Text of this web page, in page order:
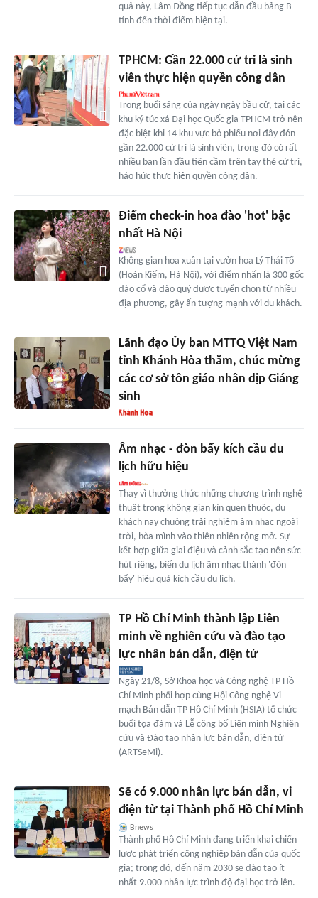
quả này, Lâm Đồng tiếp tục dẫn đầu bảng B
tính đến thời điểm hiện tại.
TPHCM: Gần 22.000 cử tri là sinh
viên thực hiện quyền công dân
Trong buổi sáng của ngày ngày bầu cử, tại các
khu ký túc xá Đại học Quốc gia TPHCM trở nên
đặc biệt khi 14 khu vực bỏ phiếu nơi đây đón
gần 22.000 cử tri là sinh viên, trong đó có rất
nhiều bạn lần đầu tiên cầm trên tay thẻ cử tri,
háo hức thực hiện quyền công dân.
Điểm check-in hoa đào 'hot' bậc
nhất Hà Nội
Không gian hoa xuân tại vườn hoa Lý Thái Tổ
(Hoàn Kiếm, Hà Nội), với điểm nhấn là 300 gốc
đào cổ và đào quý được tuyển chọn từ nhiều
địa phương, gây ấn tượng mạnh với du khách.
Lãnh đạo Ủy ban MTTQ Việt Nam
tỉnh Khánh Hòa thăm, chúc mừng
các cơ sở tôn giáo nhân dịp Giáng
sinh
Âm nhạc - đòn bẩy kích cầu du
lịch hữu hiệu
Thay vì thưởng thức những chương trình nghệ
thuật trong không gian kín quen thuộc, du
khách nay chuộng trải nghiệm âm nhạc ngoài
trời, hòa mình vào thiên nhiên rộng mở. Sự
kết hợp giữa giai điệu và cảnh sắc tạo nên sức
hút riêng, biến du lịch âm nhạc thành 'đòn
bẩy' hiệu quả kích cầu du lịch.
TP Hồ Chí Minh thành lập Liên
minh về nghiên cứu và đào tạo
lực nhân bán dẫn, điện tử
Ngày 21/8, Sở Khoa học và Công nghệ TP Hồ
Chí Minh phối hợp cùng Hội Công nghệ Vi
mạch Bán dẫn TP Hồ Chí Minh (HSIA) tổ chức
buổi tọa đàm và Lễ công bố Liên minh Nghiên
cứu và Đào tạo nhân lực bán dẫn, điện tử
(ARTSeMi).
Sẽ có 9.000 nhân lực bán dẫn, vi
điện tử tại Thành phố Hồ Chí Minh
Bnews
Thành phố Hồ Chí Minh đang triển khai chiến
lược phát triển công nghiệp bán dẫn của quốc
gia; trong đó, đến năm 2030 sẽ đào tạo ít
nhất 9.000 nhân lực trình độ đại học trở lên.